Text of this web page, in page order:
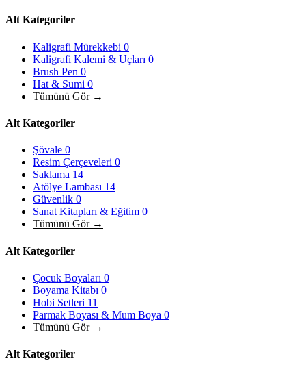
Alt Kategoriler
Kaligrafi Mürekkebi 0
Kaligrafi Kalemi & Uçları 0
Brush Pen 0
Hat & Sumi 0
Tümünü Gör →
Alt Kategoriler
Şövale 0
Resim Çerçeveleri 0
Saklama 14
Atölye Lambası 14
Güvenlik 0
Sanat Kitapları & Eğitim 0
Tümünü Gör →
Alt Kategoriler
Çocuk Boyaları 0
Boyama Kitabı 0
Hobi Setleri 11
Parmak Boyası & Mum Boya 0
Tümünü Gör →
Alt Kategoriler